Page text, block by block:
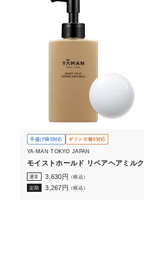
手提げ袋S対応 ギフト巾着S対応
YA-MAN TOKYO JAPAN
モイストホールド リペアヘアミルク
通常 3,630円 （税込）
定期
3,267円 （税込）